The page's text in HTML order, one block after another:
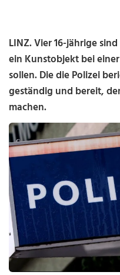
LINZ. Vier 16-jährige
ein Kunstobjekt bei
sollen. Die die Polizei
geständig und bereit,
machen.